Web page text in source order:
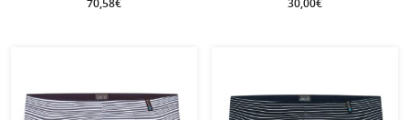
70,58€ 30,00€